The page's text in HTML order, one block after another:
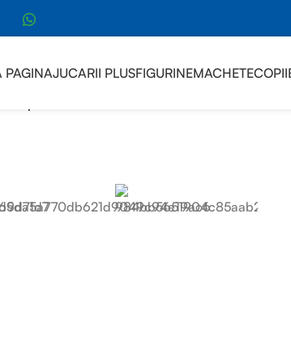
PAGINAJUCARII PLUSFIGURINEMACHETECOPII